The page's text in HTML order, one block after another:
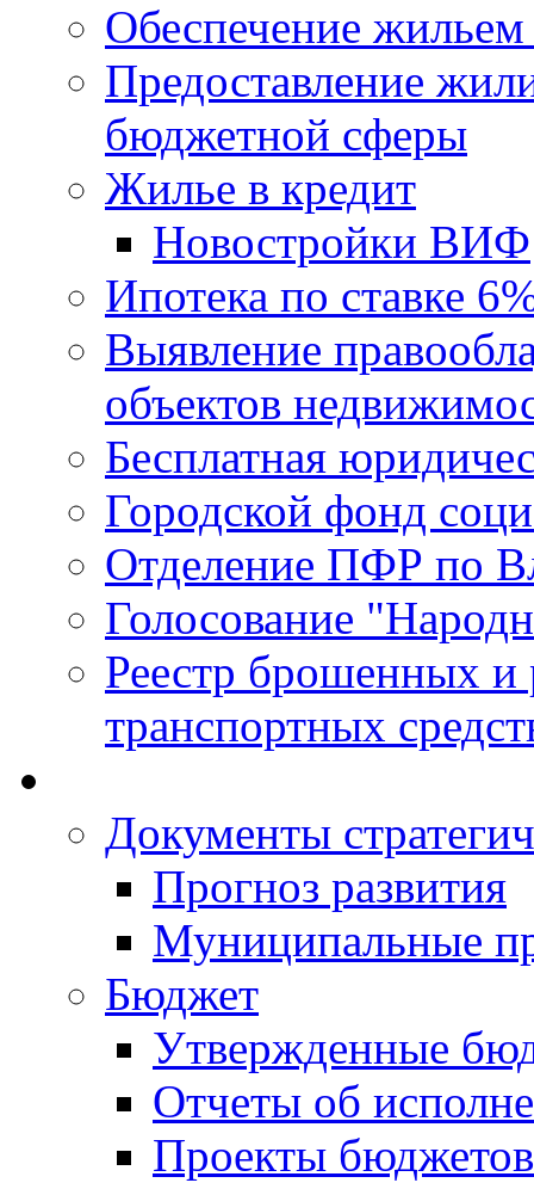
Обеспечение жильем
Предоставление
бюджетной сферы
Жилье в кредит
Новостройки ВИФ
Ипотека по ставке
Выявление
объектов
Бесплатная
Городской фонд
Отделение ПФР по
Голосование
Реестр брошенных и
транспортных
Документы
Прогноз развития
Муниципальные
Бюджет
Утвержденные
Отчеты об
Проекты бюджетов